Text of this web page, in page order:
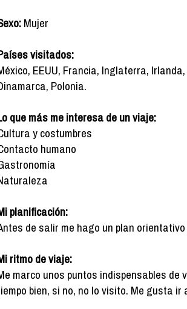
Mujer
visitados:
EEUU, Francia, Inglaterra,
Polonia.
que más me interesa de un viaje:
y costumbres
humano
planificación:
de salir me hago un plan
ritmo de viaje:
marco unos puntos indispensables de
bien, si no, no lo visito. Me gusta